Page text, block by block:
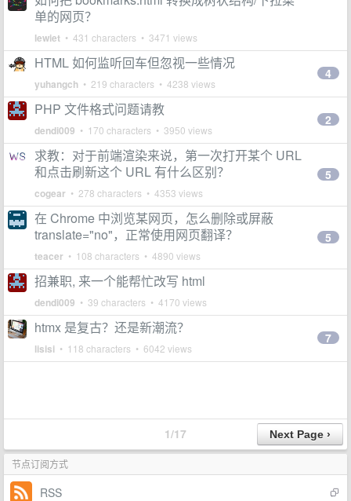
单的网页？
lewiet • 431 characters • 3471 views
HTML 如何监听回车但忽视一些情况
yuhangch • 219 characters • 4238 views
4
PHP 文件格式问题请教
dendi009 • 170 characters • 3950 views
2
求教：对于前端渲染来说，第一次打开某个 URL
和点击刷新这个 URL 有什么区别？
cogear • 278 characters • 4353 views
5
在 Chrome 中浏览某网页，怎么删除或屏蔽
translate="no"，正常使用网页翻译？
teacer • 108 characters • 4890 views
5
招兼职, 来一个能帮忙改写 html
dendi009 • 39 characters • 4170 views
htmx 是复古？还是新潮流？
lisisi • 118 characters • 6042 views
7
1/17
节点订阅方式
RSS